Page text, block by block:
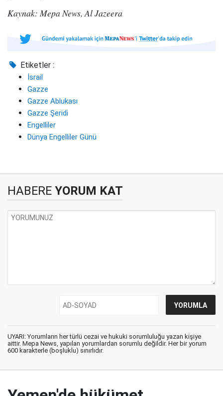
Kaynak: Mepa News, Al Jazeera
Etiketler :
İsrail
Gazze
Gazze Ablukası
Gazze Şeridi
Engelliler
Dünya Engelliler Günü
HABERE YORUM KAT
UYARI: Yorumların her türlü cezai ve hukuki sorumluluğu yazan kişiye
aittir. Mepa News, yapılan yorumlardan sorumlu değildir. Her bir yorum
600 karakterle (boşluklu) sınırlıdır.